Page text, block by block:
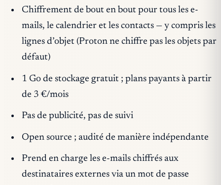
Chiffrement de bout en bout pour tous les e-
mails, le calendrier et les contacts — y compris les
lignes d’objet (Proton ne chiffre pas les objets par
défaut)
1 Go de stockage gratuit ; plans payants à partir
de 3 €/mois
Pas de publicité, pas de suivi
Open source ; audité de manière indépendante
Prend en charge les e-mails chiffrés aux
destinataires externes via un mot de passe